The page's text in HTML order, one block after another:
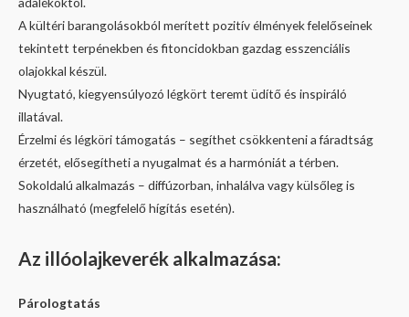
A kültéri barangolásokból merített pozitív élmények felelőseinek
tekintett terpénekben és fitoncidokban gazdag esszenciális
olajokkal készül.
Nyugtató, kiegyensúlyozó légkört teremt üdítő és inspiráló
illatával.
Érzelmi és légköri támogatás – segíthet csökkenteni a fáradtság
érzetét, elősegítheti a nyugalmat és a harmóniát a térben.
Sokoldalú alkalmazás – diffúzorban, inhalálva vagy külsőleg is
használható (megfelelő hígítás esetén).
Az illóolajkeverék alkalmazása:
Párologtatás